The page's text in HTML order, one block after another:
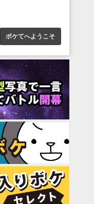
ボケてへようこそ